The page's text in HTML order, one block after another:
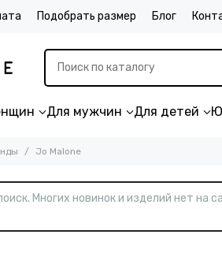
Подобрать размер Блог
Для мужчин Для детей
Jo Malone
Многих новинок и изделий нет